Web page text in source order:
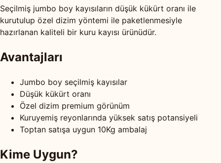
Seçilmiş jumbo boy kayısıların düşük kükürt oranı ile
kurutulup özel dizim yöntemi ile paketlenmesiyle
hazırlanan kaliteli bir kuru kayısı ürünüdür.
Avantajları
Jumbo boy seçilmiş kayısılar
Düşük kükürt oranı
Özel dizim premium görünüm
Kuruyemiş reyonlarında yüksek satış potansiyeli
Toptan satışa uygun 10Kg ambalaj
Kime Uygun?